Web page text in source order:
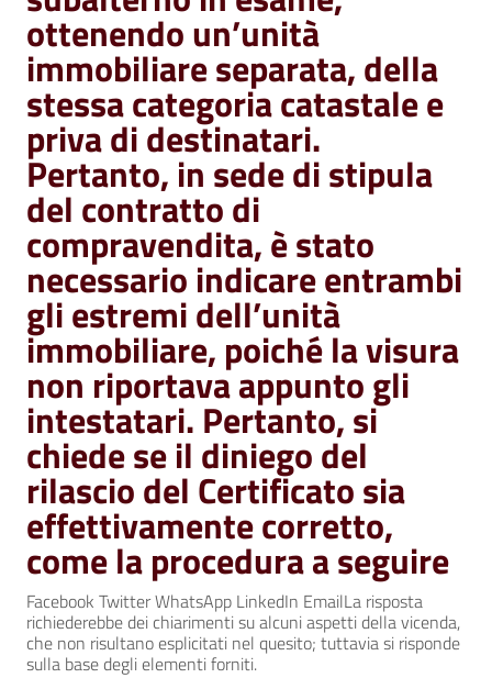
ottenendo un’unità
immobiliare separata, della
stessa categoria catastale e
priva di destinatari.
Pertanto, in sede di stipula
del contratto di
compravendita, è stato
necessario indicare entrambi
gli estremi dell’unità
immobiliare, poiché la visura
non riportava appunto gli
intestatari. Pertanto, si
chiede se il diniego del
rilascio del Certificato sia
effettivamente corretto,
come la procedura a seguire
Facebook Twitter WhatsApp LinkedIn EmailLa risposta
richiederebbe dei chiarimenti su alcuni aspetti della vicenda,
che non risultano esplicitati nel quesito; tuttavia si risponde
sulla base degli elementi forniti.